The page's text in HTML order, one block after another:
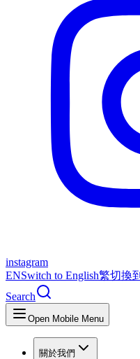
instagram
ENSwitch to English繁切換
Search
Open Mobile Menu
關於我們